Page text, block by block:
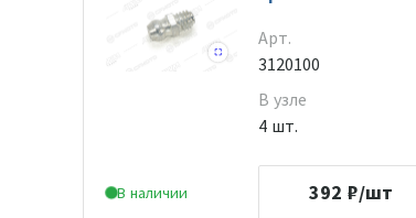
В наличии
Арт.
3120100
В узле
4 шт.
392 ₽/шт